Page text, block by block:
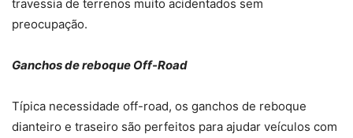
travessia de terrenos muito acidentados sem
preocupação.
Ganchos de reboque Off-Road
Típica necessidade off-road, os ganchos de reboque
dianteiro e traseiro são perfeitos para ajudar veículos com